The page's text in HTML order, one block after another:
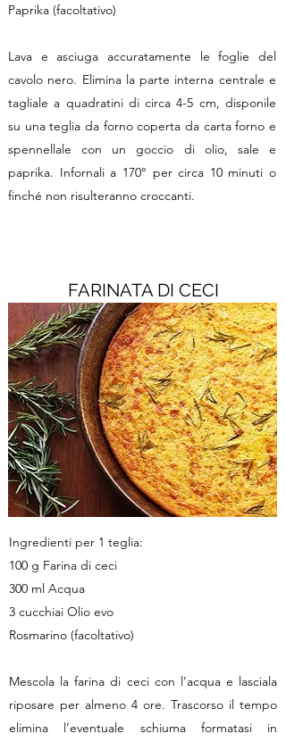
Paprika (facoltativo)
Lava e asciuga accuratamente le foglie del
cavolo nero. Elimina la parte interna centrale e
tagliale a quadratini di circa 4-5 cm, disponile
su una teglia da forno coperta da carta forno e
spennellale con un goccio di olio, sale e
paprika. Infornali a 170° per circa 10 minuti o
finché non risulteranno croccanti.
FARINATA DI CECI
Ingredienti per 1 teglia:
100 g Farina di ceci
300 ml Acqua
3 cucchiai Olio evo
Rosmarino (facoltativo)
Mescola la farina di ceci con l’acqua e lasciala
riposare per almeno 4 ore. Trascorso il tempo
elimina l’eventuale schiuma formatasi in